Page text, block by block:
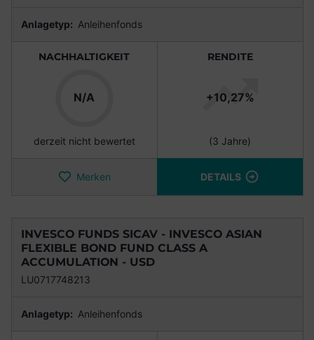
Anlagetyp: Anleihenfonds
NACHHALTIGKEIT
N/A
derzeit nicht bewertet
RENDITE
+10,27%
(3 Jahre)
Merken DETAILS
INVESCO FUNDS SICAV - INVESCO ASIAN
FLEXIBLE BOND FUND CLASS A
ACCUMULATION - USD
LU0717748213
Anlagetyp: Anleihenfonds